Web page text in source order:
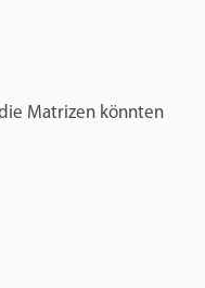
Matrizen könnten